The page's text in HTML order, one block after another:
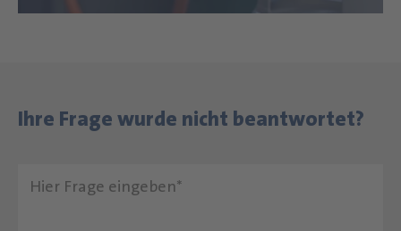
Ihre Frage wurde nicht beantwortet?